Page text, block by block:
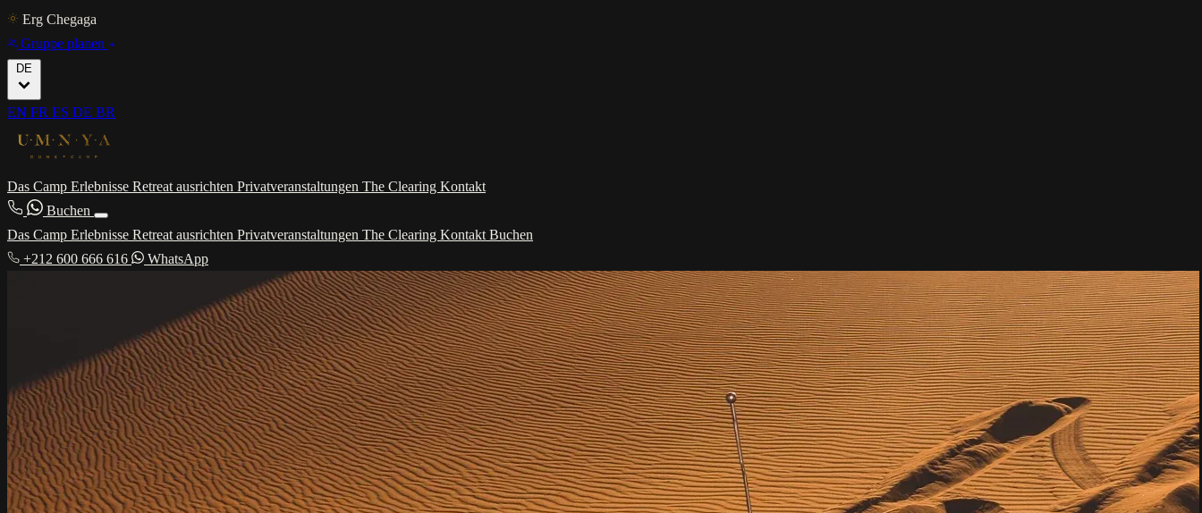
Erg Chegaga
Gruppe planen
DE
EN FR ES DE BR
Das Camp Erlebnisse Retreat ausrichten Privatveranstaltungen The Clearing Kontakt
Buchen
Das Camp Erlebnisse Retreat ausrichten Privatveranstaltungen The Clearing Kontakt Buchen
+212 600 666 616
WhatsApp